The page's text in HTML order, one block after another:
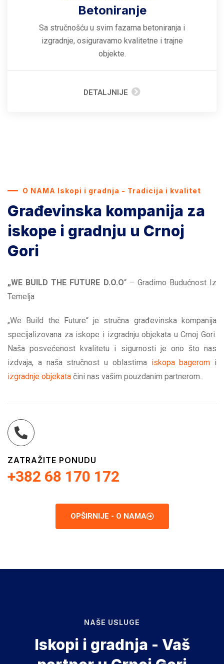
Betoniranje
Sa stručnošću u svim fazama betoniranja i
izgradnje, osiguravamo kvalitetne i trajne
objekte.
DETALJNIJE
O NAMA Iskopi i gradnja - Tradicija i kvalitet
Građevinska kompanija za
iskope i gradnju u Crnoj
Gori
„WE BUILD THE FUTURE D.O.O“ – Gradimo Budućnost Iz
Temelja
„We Build the Future“ je stručna građevinska kompanija
specijalizovana za iskope i izgradnju objekata u Crnoj Gori.
Naša posvećenost kvalitetu i sigurnosti je ono što nas
izdvaja, a naša stručnost u oblastima iskopa bagerom i
izgradnje objekata čini nas vašim pouzdanim partnerom..
ZATRAŽITE PONUDU
+382 68 170 172
OPŠIRNIJE - O NAMA
NAŠE USLUGE
Iskopi i gradnja - Vaš